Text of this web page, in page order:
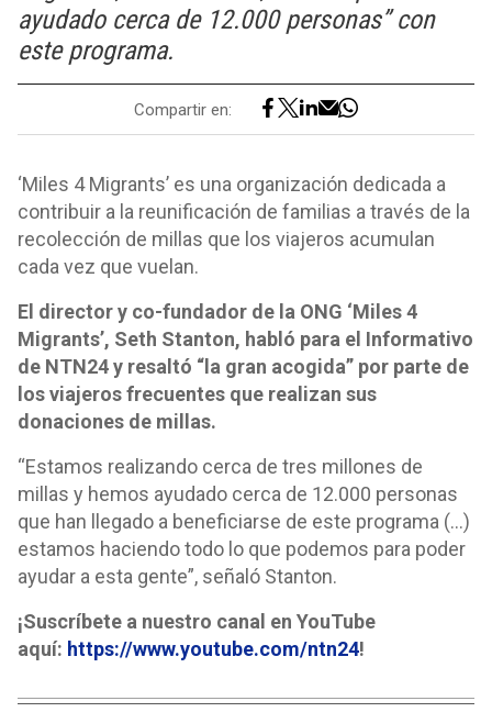
ayudado cerca de 12.000 personas” con
este programa.
Compartir en:
‘Miles 4 Migrants’ es una organización dedicada a
contribuir a la reunificación de familias a través de la
recolección de millas que los viajeros acumulan
cada vez que vuelan.
El director y co-fundador de la ONG ‘Miles 4
Migrants’, Seth Stanton, habló para el Informativo
de NTN24 y resaltó “la gran acogida” por parte de
los viajeros frecuentes que realizan sus
donaciones de millas.
“Estamos realizando cerca de tres millones de
millas y hemos ayudado cerca de 12.000 personas
que han llegado a beneficiarse de este programa (…)
estamos haciendo todo lo que podemos para poder
ayudar a esta gente”, señaló Stanton.
¡Suscríbete a nuestro canal en YouTube
aquí: https://www.youtube.com/ntn24!